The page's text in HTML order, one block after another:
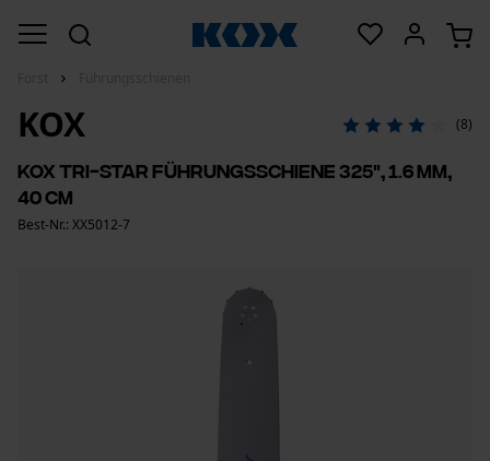
KOX (8)
KOX Tri-Star Führungsschiene 325", 1.6 mm,
40 cm
Best-Nr.: XX5012-7